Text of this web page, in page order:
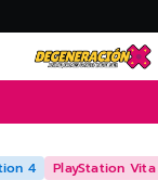
4 PlayStation Vita